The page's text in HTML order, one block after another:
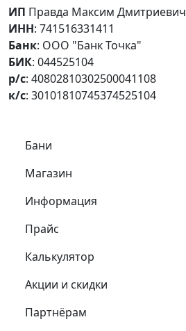
ИП Правда Максим Дмитриевич
ИНН: 741516331411
Банк: ООО "Банк Точка"
БИК: 044525104
р/с: 40802810302500041108
к/с: 30101810745374525104
Самое важное
Бани
Магазин
Информация
Прайс
Калькулятор
Акции и скидки
Партнёрам